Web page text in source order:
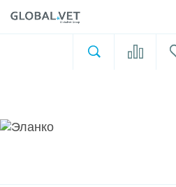
Домашние животные